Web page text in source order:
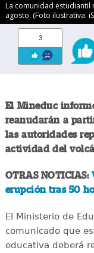
La comunidad estudiantil
agosto. (Foto ilustrativa:
3
El Mineduc
reanudarán a
las autoridades
actividad del
OTRAS NOTICIAS:
erupción tras 50
El Ministerio de
comunicado que
educativa deberá